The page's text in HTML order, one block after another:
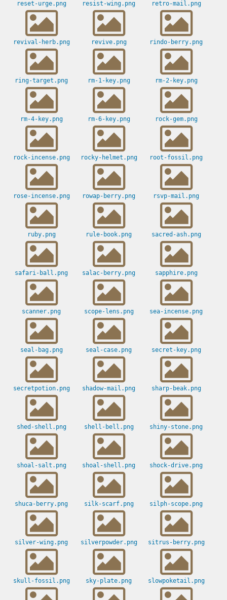
reset-urge.png resist-wing.png retro-mail.png
revival-herb.png revive.png rindo-berry.png
ring-target.png rm-1-key.png rm-2-key.png
rm-4-key.png rm-6-key.png rock-gem.png
rock-incense.png rocky-helmet.png root-fossil.png
rose-incense.png rowap-berry.png rsvp-mail.png
ruby.png rule-book.png sacred-ash.png
safari-ball.png salac-berry.png sapphire.png
scanner.png scope-lens.png sea-incense.png
seal-bag.png seal-case.png secret-key.png
secretpotion.png shadow-mail.png sharp-beak.png
shed-shell.png shell-bell.png shiny-stone.png
shoal-salt.png shoal-shell.png shock-drive.png
shuca-berry.png silk-scarf.png silph-scope.png
silver-wing.png silverpowder.png sitrus-berry.png
skull-fossil.png sky-plate.png slowpoketail.png